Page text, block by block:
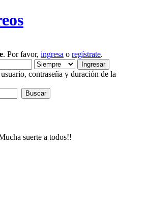
. Por favor, ingresa o regístrate.
contraseña y duración de la
suerte a todos!!